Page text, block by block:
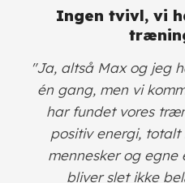
Ingen tvivl, vi
"Ja, altså Max og jeg
én gang, men vi
har fundet vores
positiv energi,
mennesker og egne
bliver slet ikke